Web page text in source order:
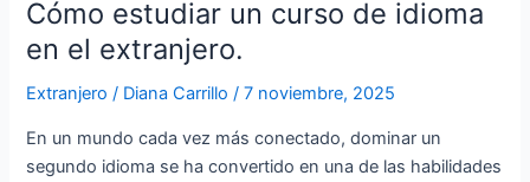
Cómo estudiar un curso de idioma
en el extranjero.
Extranjero / Diana Carrillo/7 noviembre, 2025
En un mundo cada vez más conectado, dominar un
segundo idioma se ha convertido en una de las habilidades
el
extranjero.